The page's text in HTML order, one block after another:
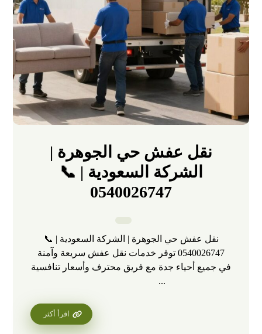
نقل عفش حي الجوهرة |
الشركة السعودية | 📞
0540026747
نقل عفش حي الجوهرة | الشركة السعودية | 📞
0540026747 توفر خدمات نقل عفش سريعة وآمنة
في جميع أحياء جدة مع فريق محترف وأسعار تنافسية
...
اقرأ أكثر